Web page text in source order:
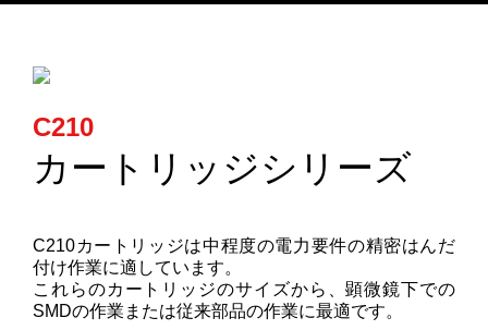
JBCテクノロジー
新製品情報
ステーション
カートリッジとこて先
C210
カートリッジシリーズ
C210カートリッジは中程度の電力要件の精密はんだ
付け作業に適しています。
これらのカートリッジのサイズから、顕微鏡下での
SMDの作業または従来部品の作業に最適です。